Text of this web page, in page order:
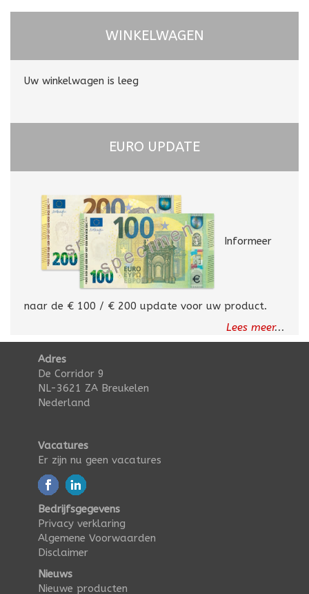
WINKELWAGEN
Uw winkelwagen is leeg
EURO UPDATE
Informeer
naar de € 100 / € 200 update voor uw product.
Lees meer...
Adres
De Corridor 9
NL-3621 ZA Breukelen
Nederland
Vacatures
Er zijn nu geen vacatures
Bedrijfsgegevens
Privacy verklaring
Algemene Voorwaarden
Disclaimer
Nieuws
Nieuwe producten